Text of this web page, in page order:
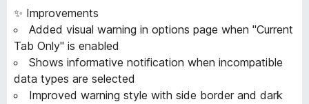
✨ Improvements
Added visual warning in options page when "Current
Tab Only" is enabled
Shows informative notification when incompatible
data types are selected
Improved warning style with side border and dark